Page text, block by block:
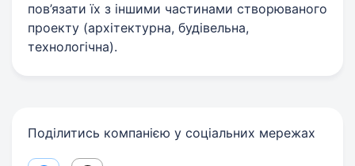
пов’язати їх з іншими частинами створюваного
проекту (архітектурна, будівельна,
технологічна).
Поділитись компанією у соціальних мережах